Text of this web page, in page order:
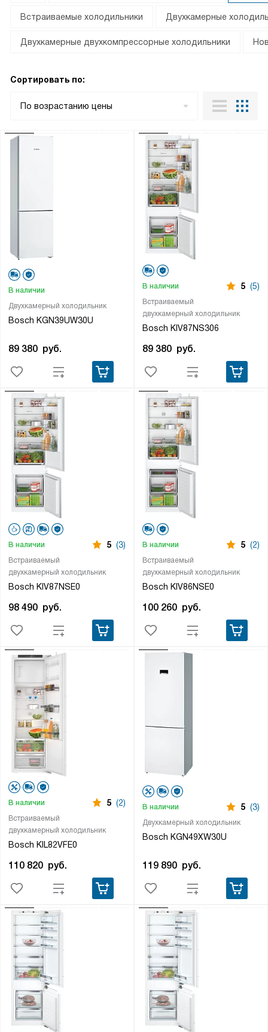
Встраиваемые холодильники Двухкамерные
Двухкамерные двухкомпрессорные холодильники
Сортировать по:
По возрастанию цены
Двухкамерный холодильник
Bosch KGN39UW30U
В наличии
89 380 руб.
Встраиваемый
двухкамерный холодильник
Bosch KIV87NS306
В наличии 5 (5)
89 380 руб.
Встраиваемый
двухкамерный холодильник
Bosch KIV87NSE0
В наличии 5 (3)
98 490 руб.
Встраиваемый
двухкамерный холодильник
Bosch KIV86NSE0
В наличии 5 (2)
100 260 руб.
Встраиваемый
двухкамерный холодильник
Bosch KIL82VFE0
В наличии 5 (2)
110 820 руб.
Двухкамерный холодильник
Bosch KGN49XW30U
В наличии 5 (3)
119 890 руб.